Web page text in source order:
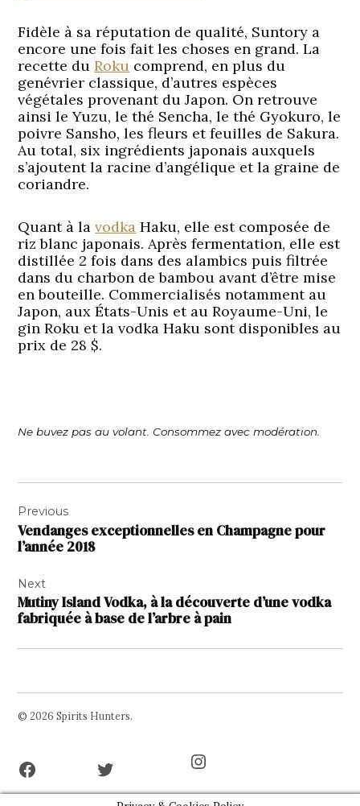
Fidèle à sa réputation de qualité, Suntory a
encore une fois fait les choses en grand. La
recette duRoku comprend, en plus du
genévrier classique, d’autres espèces
végétales provenant du Japon. On retrouve
ainsi le Yuzu, le thé Sencha, le thé Gyokuro, le
poivre Sansho, les fleurs et feuilles de Sakura.
Au total, six ingrédients japonais auxquels
s’ajoutent la racine d’angélique et la graine de
coriandre.
Quant à lavodka Haku, elle est composée de
riz blanc japonais. Après fermentation, elle est
distillée 2 fois dans des alambics puis filtrée
dans du charbon de bambou avant d’être mise
en bouteille. Commercialisés notamment au
Japon, aux États-Unis et au Royaume-Uni, le
gin Roku et la vodka Haku sont disponibles au
prix de 28 $.
Ne buvez pas au volant. Consommez avec modération.
de
l’article
Previous
Vendanges exceptionnelles en Champagne pour
l’année 2018
Next
Mutiny Island Vodka, à la découverte d’une vodka
fabriquée à base de l’arbre à pain
© 2026 Spirits Hunters.